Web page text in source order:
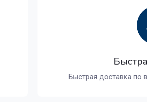
Быстрая доставка по